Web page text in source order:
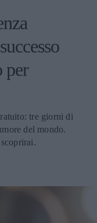
per
tre giorni di
del mondo.